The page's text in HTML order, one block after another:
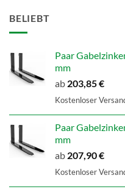
BELIEBT
Paar
mm
ab 203,85€
Kostenloser
Paar
mm
ab 207,90€
Kostenloser